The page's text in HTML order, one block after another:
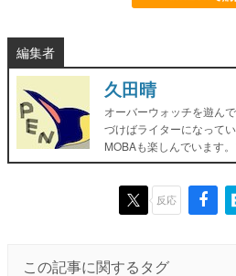
編集者
久田晴
オーバーウォッチを遊ん
づけばライターになって
MOBAも楽しんでいます
反応
この記事に関するタグ